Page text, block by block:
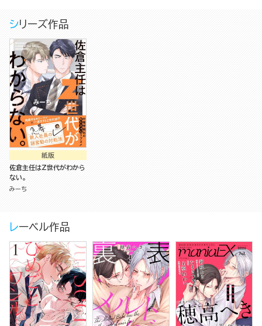
シリーズ作品
紙版
佐倉主任はZ世代がわから
ない。
みーち
レーベル作品